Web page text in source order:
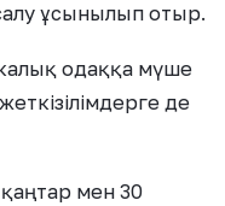
ұсынылып отыр.
одаққа мүше
де
мен 30